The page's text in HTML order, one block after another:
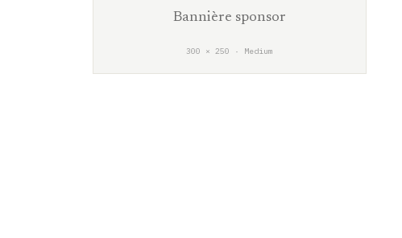
Bannière sponsor
300 × 250 · Medium